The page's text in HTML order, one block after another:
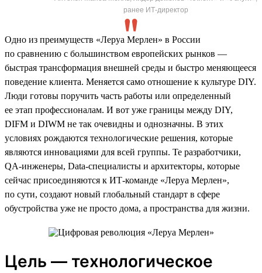
ранее ИТ-директор
Одно из преимуществ «Леруа Мерлен» в России
по сравнению с большинством европейских рынков —
быстрая трансформация внешней среды и быстро меняющееся
поведение клиента. Меняется само отношение к культуре DIY.
Люди готовы поручить часть работы или определенный
ее этап профессионалам. И вот уже границы между DIY,
DIFM и DIWM не так очевидны и однозначны. В этих
условиях рождаются технологические решения, которые
являются инновациями для всей группы. Те разработчики,
QA-инженеры, Data-специалисты и архитекторы, которые
сейчас присоединяются к ИТ-команде «Леруа Мерлен»,
по сути, создают новый глобальный стандарт в сфере
обустройства уже не просто дома, а пространства для жизни.
Цель — технологическое